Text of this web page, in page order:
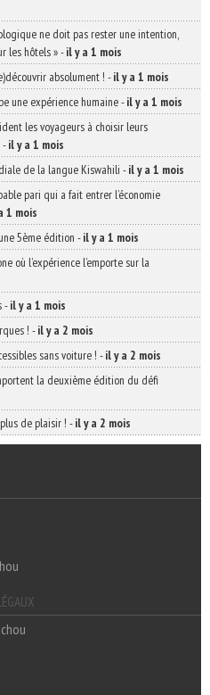
ne doit pas rester une intention,
les hôtels »-il y a 1 mois
absolument ! -il y a 1 mois
une expérience humaine-il y a 1 mois
les voyageurs à choisir leurs
-il y a 1 mois
de la langue Kiswahili -il y a 1 mois
pari qui a fait entrer l’économie
1 mois
5ème édition -il y a 1 mois
où l’expérience l’emporte sur la
-il y a 1 mois
! -il y a 2 mois
sans voiture ! -il y a 2 mois
la deuxième édition du défi
de plaisir ! -il y a 2 mois